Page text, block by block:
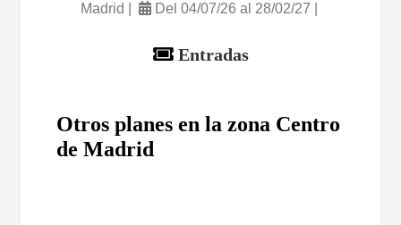
Madrid |
Del 04/07/26 al 28/02/27 |
Entradas
Otros planes en la zona Centro
de Madrid